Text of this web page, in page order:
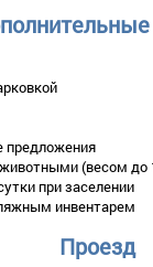
– ежедневно;
запросу;
в номере.
Твин»
– 22.
место – 1 (евро-
предложения
(весом до
при заселении
инвентарем
Проезд